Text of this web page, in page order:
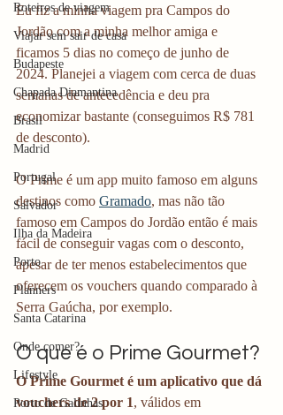
Roteiros de viagem
Viajar sem sair de casa
Budapeste
Chapada Diamantina
Brasil
Madrid
Portugal
Salvador
Ilha da Madeira
Porto
Planners
Santa Catarina
Onde comer?
Lifestyle
Porto de Galinhas
Eu fiz a minha viagem pra Campos do
Jordão com a minha melhor amiga e
ficamos 5 dias no começo de junho de
2024. Planejei a viagem com cerca de duas
semanas de antecedência e deu pra
economizar bastante (conseguimos R$ 781
de desconto).
O Prime é um app muito famoso em alguns
destinos como Gramado, mas não tão
famoso em Campos do Jordão então é mais
fácil de conseguir vagas com o desconto,
apesar de ter menos estabelecimentos que
oferecem os vouchers quando comparado à
Serra Gaúcha, por exemplo.
O que é o Prime Gourmet?
O Prime Gourmet é um aplicativo que dá
vouchers de 2 por 1, válidos em